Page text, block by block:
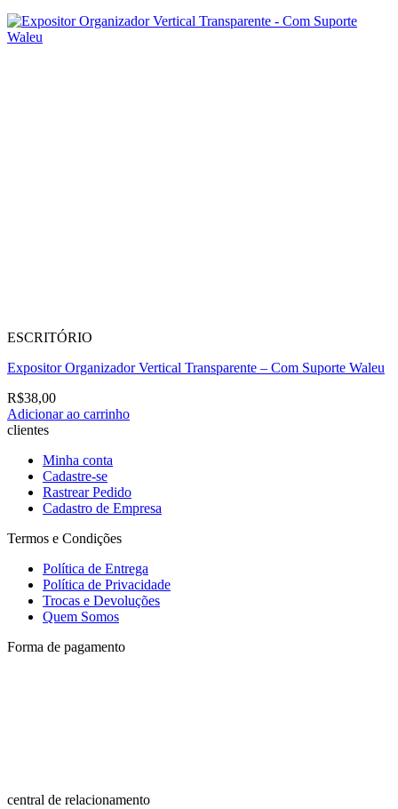
ESCRITÓRIO
Expositor Organizador Vertical Transparente – Com Suporte Waleu
R$38,00
Adicionar ao carrinho
clientes
Minha conta
Cadastre-se
Rastrear Pedido
Cadastro de Empresa
Termos e Condições
Política de Entrega
Política de Privacidade
Trocas e Devoluções
Quem Somos
Forma de pagamento
central de relacionamento